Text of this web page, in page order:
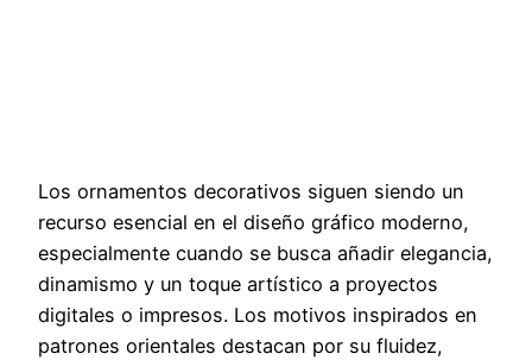
Los ornamentos decorativos siguen siendo un
recurso esencial en el diseño gráfico moderno,
especialmente cuando se busca añadir elegancia,
dinamismo y un toque artístico a proyectos
digitales o impresos. Los motivos inspirados en
patrones orientales destacan por su fluidez,